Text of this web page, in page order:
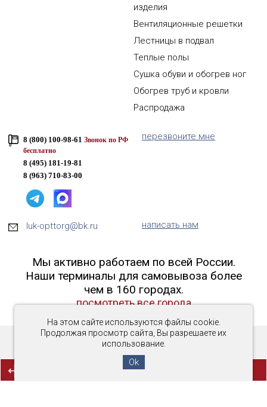
На этом сайте используются файлы cookie.
Продолжая просмотр сайта, Вы разрешаете их
использование.
Ok
СРАВНЕНИЕ
изделия
Вентиляционные решетки
Лестницы в подвал
Теплые полы
Сушка обуви и обогрев ног
Обогрев труб и кровли
Распродажа
8 (800) 100-98-61 Звонок по РФ
бесплатно
8 (495) 181-19-81
8 (963) 710-83-00
перезвоните мне
luk-opttorg@bk.ru написать нам
Мы активно работаем по всей России.
Наши терминалы для самовывоза более
чем в 160 городах.
посмотреть все города
Copyright © 2016-2026 «Люк-ОптТорг»